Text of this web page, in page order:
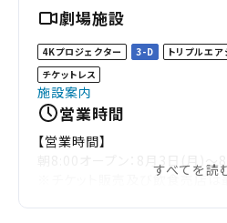
劇場施設
4Kプロジェクター 3-D トリプルエ
チケットレス
施設案内
営業時間
【営業時間】
朝8:00オープン：8月3日(月)～
※チケット販売及び飲食売店は
すべてを読